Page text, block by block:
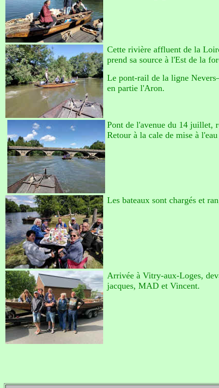
Cette rivière affluent de la
prend sa source à l'Est de la
Le pont-rail de la ligne
en partie l'Aron.
Pont de l'avenue du 14 juillet,
Retour à la cale de mise à
Les bateaux sont chargés et
Arrivée à Vitry-aux-Loges,
jacques, MAD et Vincent.